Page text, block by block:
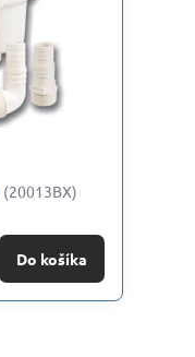
(20013BX)
Do košíka